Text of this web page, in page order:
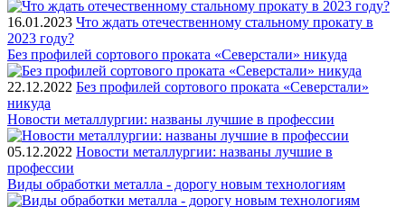
16.01.2023 Что ждать отечественному стальному прокату в
2023 году?
Без профилей сортового проката «Северстали» никуда
22.12.2022 Без профилей сортового проката «Северстали»
никуда
Новости металлургии: названы лучшие в профессии
05.12.2022 Новости металлургии: названы лучшие в
профессии
Виды обработки металла - дорогу новым технологиям